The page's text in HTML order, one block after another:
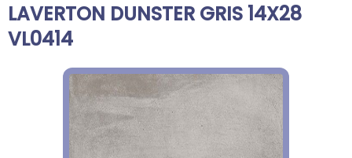
LAVERTON DUNSTER GRIS 14X28
VL0414